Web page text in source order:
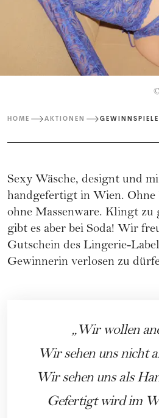
HOME AKTIONEN GEWINNSPIELE
Sexy Wäsche, designt und
handgefertigt in Wien.
ohne Massenware. Klingt zu
gibt es aber bei Soda! Wir
Gutschein des Lingerie-
Gewinnerin verlosen zu
Wir wollen
Wir sehen uns nicht
Wir sehen uns als
Gefertigt wird im